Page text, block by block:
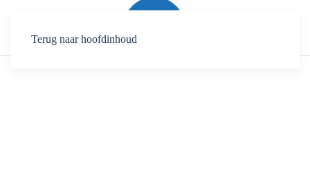
Terug naar hoofdinhoud